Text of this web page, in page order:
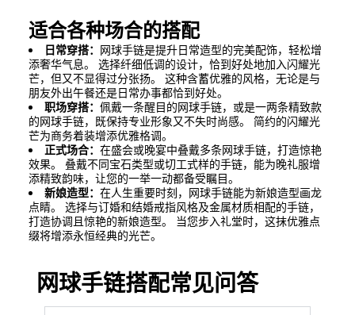
适合各种场合的搭配
日常穿搭： 网球手链是提升日常造型的完美配饰，轻松增
添奢华气息。 选择纤细低调的设计，恰到好处地加入闪耀光
芒，但又不显得过分张扬。 这种含蓄优雅的风格，无论是与
朋友外出午餐还是日常办事都恰到好处。
职场穿搭： 佩戴一条醒目的网球手链，或是一两条精致款
的网球手链，既保持专业形象又不失时尚感。 简约的闪耀光
芒为商务着装增添优雅格调。
正式场合： 在盛会或晚宴中叠戴多条网球手链，打造惊艳
效果。 叠戴不同宝石类型或切工式样的手链，能为晚礼服增
添精致韵味，让您的一举一动都备受瞩目。
新娘造型： 在人生重要时刻，网球手链能为新娘造型画龙
点睛。 选择与订婚和结婚戒指风格及金属材质相配的手链，
打造协调且惊艳的新娘造型。 当您步入礼堂时，这抹优雅点
缀将增添永恒经典的光芒。
网球手链搭配常见问答